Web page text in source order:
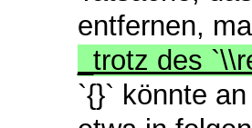
entfernen,
_trotz des
`{}` könnte